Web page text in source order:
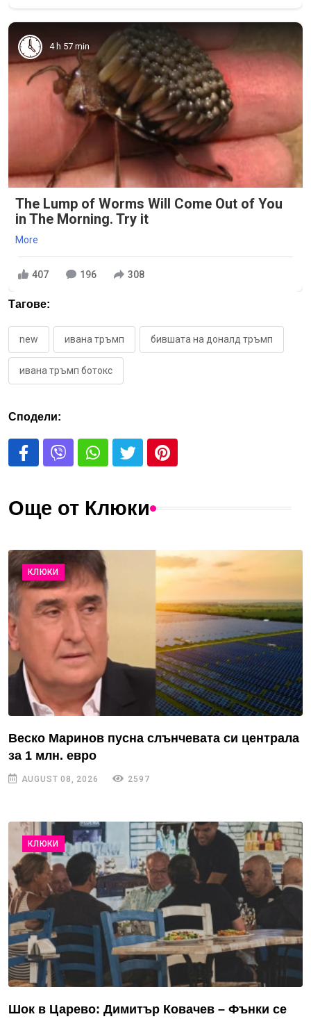
4 h 57 min
The Lump of Worms Will Come Out of You
in The Morning. Try it
More
407 196 308
Тагове:
new ивана тръмп бившата на доналд тръмп
ивана тръмп ботокс
Сподели:
Още от Клюки
КЛЮКИ
Веско Маринов пусна слънчевата си централа
за 1 млн. евро
AUGUST 08, 2026 2597
КЛЮКИ
Шок в Царево: Димитър Ковачев – Фънки се